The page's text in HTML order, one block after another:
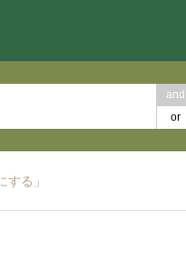
and
or
る」